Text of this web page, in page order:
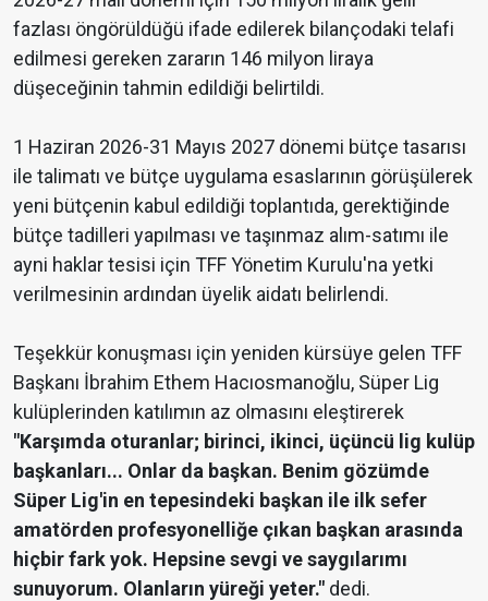
fazlası öngörüldüğü ifade edilerek bilançodaki telafi
edilmesi gereken zararın 146 milyon liraya
düşeceğinin tahmin edildiği belirtildi.
1 Haziran 2026-31 Mayıs 2027 dönemi bütçe tasarısı
ile talimatı ve bütçe uygulama esaslarının görüşülerek
yeni bütçenin kabul edildiği toplantıda, gerektiğinde
bütçe tadilleri yapılması ve taşınmaz alım-satımı ile
ayni haklar tesisi için TFF Yönetim Kurulu'na yetki
verilmesinin ardından üyelik aidatı belirlendi.
Teşekkür konuşması için yeniden kürsüye gelen TFF
Başkanı İbrahim Ethem Hacıosmanoğlu, Süper Lig
kulüplerinden katılımın az olmasını eleştirerek
"Karşımda oturanlar; birinci, ikinci, üçüncü lig kulüp
başkanları... Onlar da başkan. Benim gözümde
Süper Lig'in en tepesindeki başkan ile ilk sefer
amatörden profesyonelliğe çıkan başkan arasında
hiçbir fark yok. Hepsine sevgi ve saygılarımı
sunuyorum. Olanların yüreği yeter." dedi.